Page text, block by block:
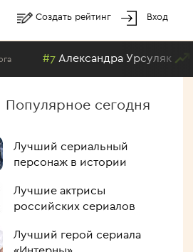
Создать рейтинг Вход
#7 Александра Урсуляк Лучшие
Популярное сегодня
Лучший сериальный
персонаж в истории
Лучшие актрисы
российских сериалов
Лучший герой сериала